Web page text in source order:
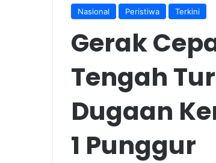
Nasional Peristiwa Terkini
Gerak
Tengah
Dugaan
1 Punggur